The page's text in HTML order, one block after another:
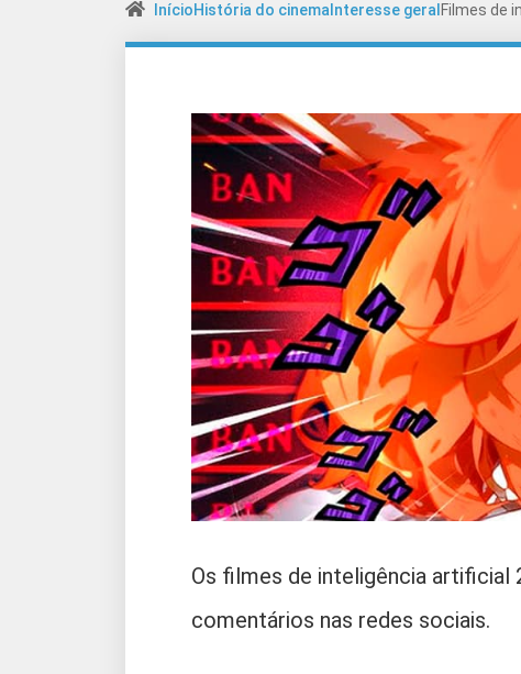
InícioHistória do cinema Interesse geral Filmes de
Os filmes de inteligência artificial
comentários nas redes sociais.